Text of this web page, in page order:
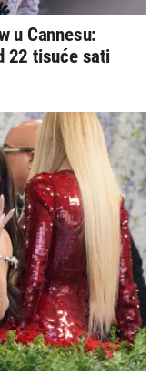
u Cannesu:
22 tisuće sati